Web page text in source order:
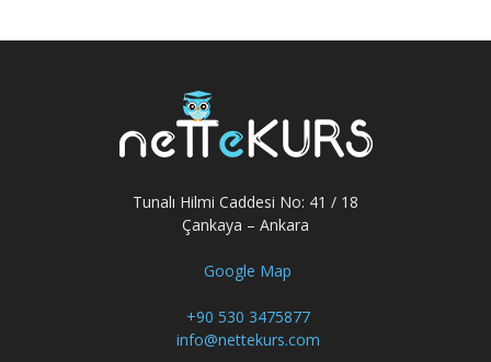
Tunalı Hilmi Caddesi No: 41 / 18
Çankaya – Ankara
Google Map
+90 530 3475877
info@nettekurs.com